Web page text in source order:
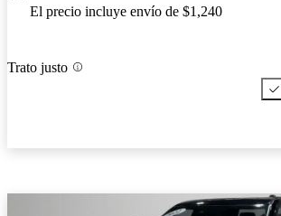
El precio incluye envío de $1,240
Trato justo